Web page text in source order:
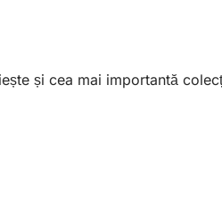
și cea mai importantă